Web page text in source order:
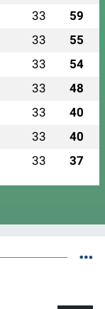
33 59
33 55
33 54
33 48
33 40
33 40
33 37